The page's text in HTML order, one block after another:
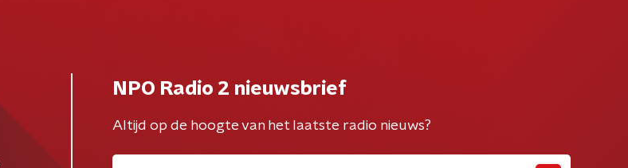
NPO Radio 2 nieuwsbrief
Altijd op de hoogte van het laatste radio nieuws?